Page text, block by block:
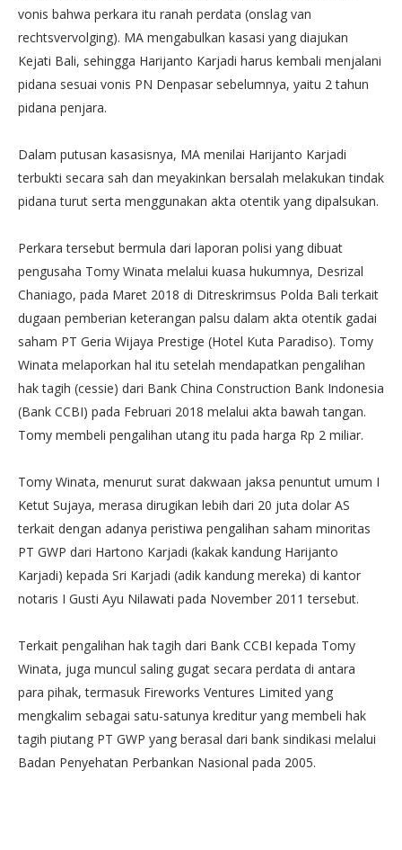
vonis bahwa perkara itu ranah perdata (onslag van
rechtsvervolging). MA mengabulkan kasasi yang diajukan
Kejati Bali, sehingga Harijanto Karjadi harus kembali menjalani
pidana sesuai vonis PN Denpasar sebelumnya, yaitu 2 tahun
pidana penjara.
Dalam putusan kasasisnya, MA menilai Harijanto Karjadi
terbukti secara sah dan meyakinkan bersalah melakukan tindak
pidana turut serta menggunakan akta otentik yang dipalsukan.
Perkara tersebut bermula dari laporan polisi yang dibuat
pengusaha Tomy Winata melalui kuasa hukumnya, Desrizal
Chaniago, pada Maret 2018 di Ditreskrimsus Polda Bali terkait
dugaan pemberian keterangan palsu dalam akta otentik gadai
saham PT Geria Wijaya Prestige (Hotel Kuta Paradiso). Tomy
Winata melaporkan hal itu setelah mendapatkan pengalihan
hak tagih (cessie) dari Bank China Construction Bank Indonesia
(Bank CCBI) pada Februari 2018 melalui akta bawah tangan.
Tomy membeli pengalihan utang itu pada harga Rp 2 miliar.
Tomy Winata, menurut surat dakwaan jaksa penuntut umum I
Ketut Sujaya, merasa dirugikan lebih dari 20 juta dolar AS
terkait dengan adanya peristiwa pengalihan saham minoritas
PT GWP dari Hartono Karjadi (kakak kandung Harijanto
Karjadi) kepada Sri Karjadi (adik kandung mereka) di kantor
notaris I Gusti Ayu Nilawati pada November 2011 tersebut.
Terkait pengalihan hak tagih dari Bank CCBI kepada Tomy
Winata, juga muncul saling gugat secara perdata di antara
para pihak, termasuk Fireworks Ventures Limited yang
mengkalim sebagai satu-satunya kreditur yang membeli hak
tagih piutang PT GWP yang berasal dari bank sindikasi melalui
Badan Penyehatan Perbankan Nasional pada 2005.